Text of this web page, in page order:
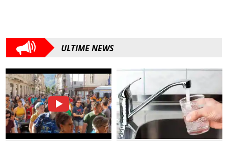
ULTIME NEWS